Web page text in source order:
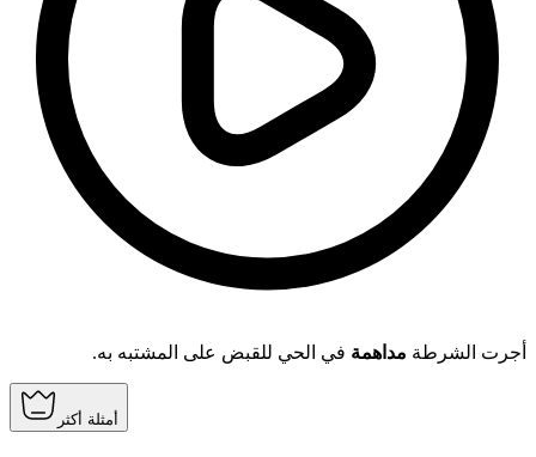
أجرت الشرطة مداهمة في الحي للقبض على المشتبه به.
أمثلة أكثر